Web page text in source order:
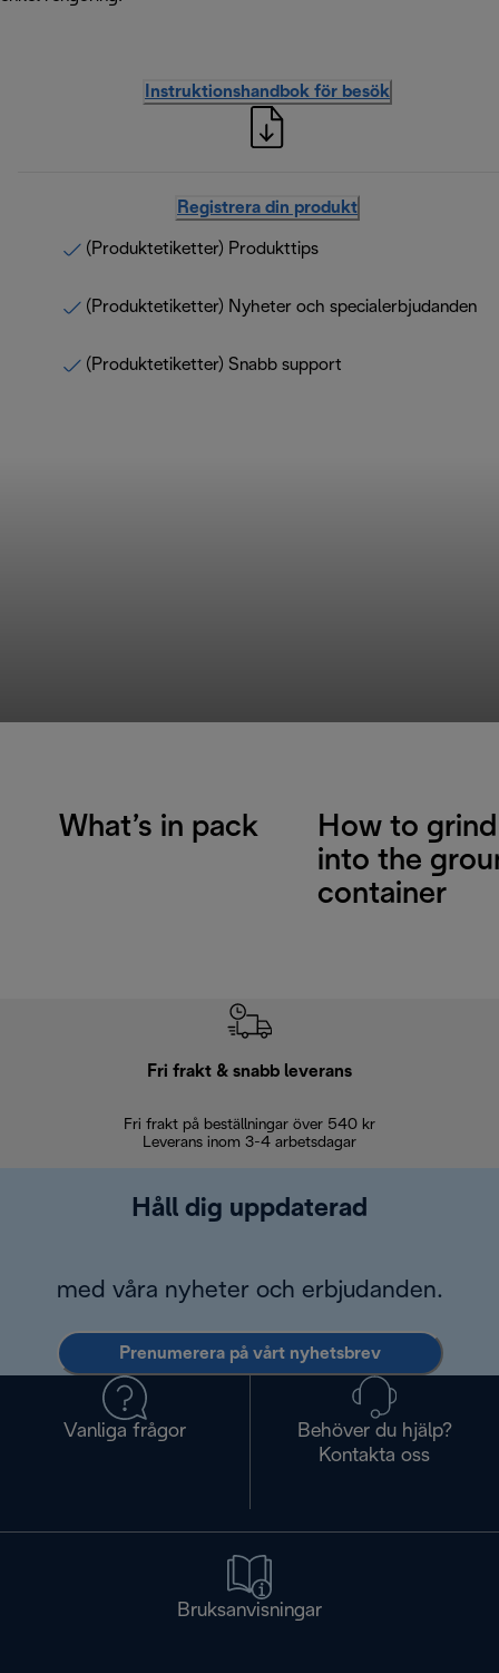
Instruktionshandbok för besök
Registrera din produkt
(Produktetiketter) Produkttips
(Produktetiketter) Nyheter och specialerbjudanden
(Produktetiketter) Snabb support
What’s in pack
How to
into the
container
Fri frakt & snabb leverans
Fri frakt på beställningar över 540 kr
Leverans inom 3-4 arbetsdagar
Håll dig uppdaterad
med våra nyheter och erbjudanden.
Prenumerera på vårt nyhetsbrev
Vanliga frågor
Behöver du hjälp?
Kontakta oss
Bruksanvisningar